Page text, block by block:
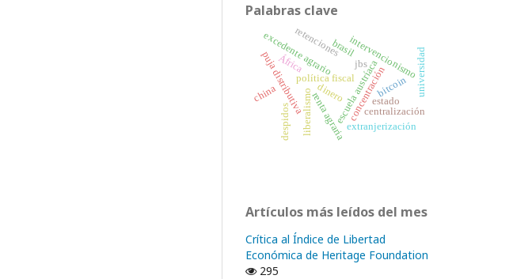
Palabras clave
política fiscal
excedente agrario
escuela austríaca
intervencionismo
liberalismo
puja distributiva
retenciones
renta agraria
África
concentración
centralización
china
extranjerización
despidos
universidad
estado
dinero bitcoin
jbs
brasil
Artículos más leídos del mes
Crítica al Índice de Libertad
Económica de Heritage Foundation
295